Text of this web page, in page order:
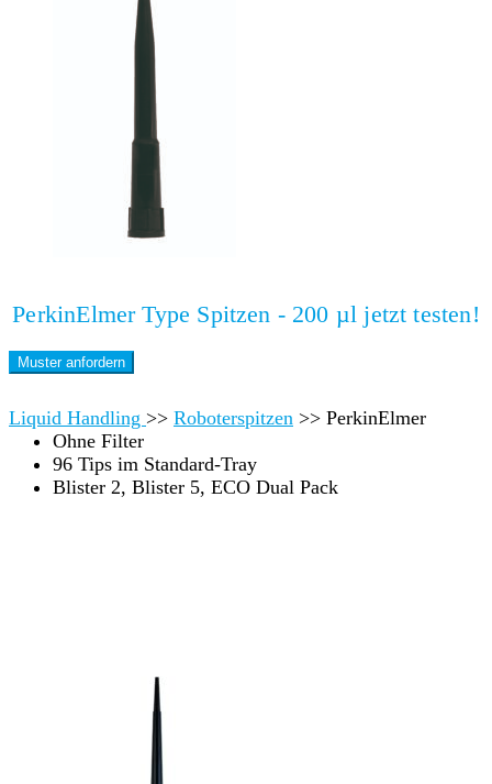
PerkinElmer Type Spitzen - 200 µl jetzt testen!
Muster anfordern
Liquid Handling >> Roboterspitzen >> PerkinElmer
Ohne Filter
96 Tips im Standard-Tray
Blister 2, Blister 5, ECO Dual Pack